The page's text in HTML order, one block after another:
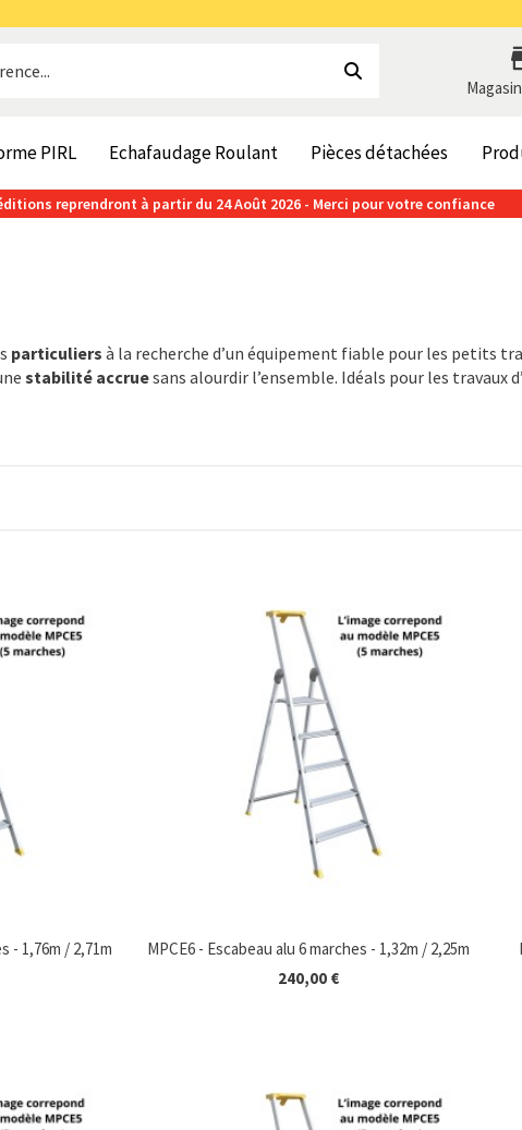
PIRL Echafaudage Roulant Pièces détachées
reprendront à partir du 24 Août 2026 - Merci pour votre confiance
particuliers à la recherche d’un équipement fiable pour les petits
stabilité accruesans alourdir l’ensemble. Idéals pour les travaux
- 1,76m / 2,71m
MPCE6 - Escabeau alu 6 marches - 1,32m / 2,25m
240,00 €